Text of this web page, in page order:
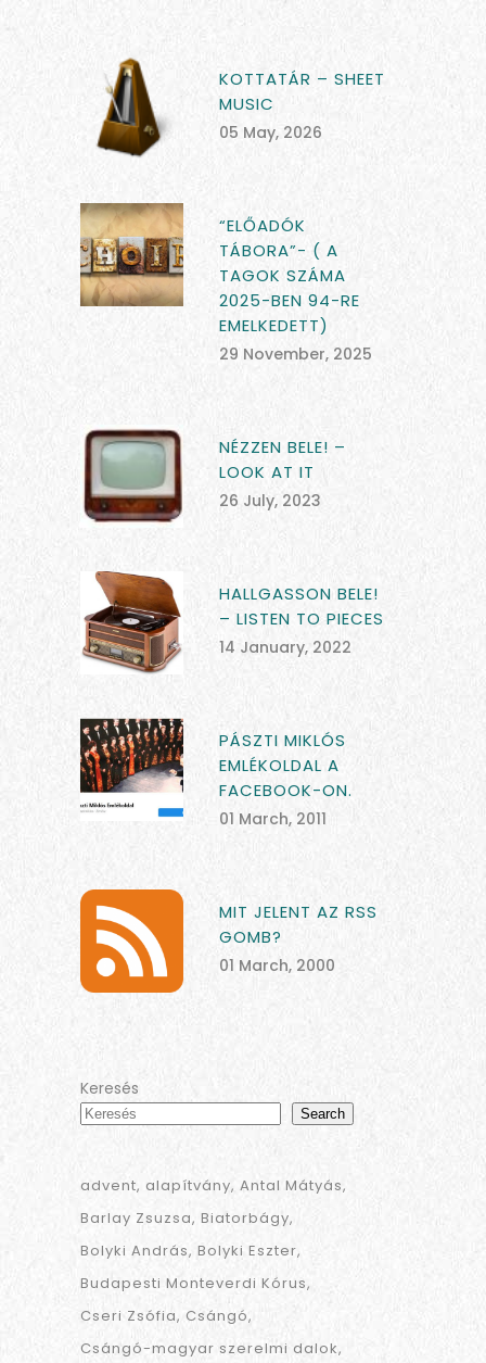
KOTTATÁR – SHEET
MUSIC
05 May, 2026
“ELŐADÓK
TÁBORA”- ( A
TAGOK SZÁMA
2025-BEN 94-RE
EMELKEDETT)
29 November, 2025
NÉZZEN BELE! –
LOOK AT IT
26 July, 2023
HALLGASSON BELE!
– LISTEN TO PIECES
14 January, 2022
PÁSZTI MIKLÓS
EMLÉKOLDAL A
FACEBOOK-ON.
01 March, 2011
MIT JELENT AZ RSS
GOMB?
01 March, 2000
Keresés
Search
advent alapítvány Antal Mátyás
Barlay Zsuzsa Biatorbágy
Bolyki András Bolyki Eszter
Budapesti Monteverdi Kórus
Cseri Zsófia Csángó
Csángó-magyar szerelmi dalok